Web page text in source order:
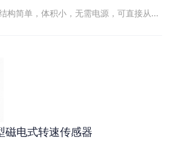
构简单，体积小，无需电源，可直接从...
磁电式转速传感器